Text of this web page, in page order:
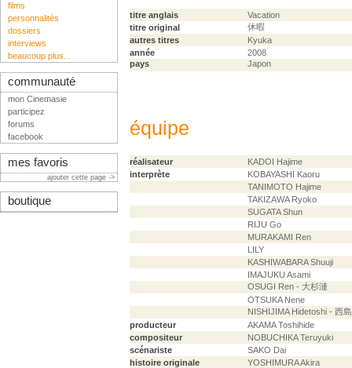
titre anglais
Vacation
titre original
休暇
autres titres
Kyuka
année
2008
pays
Japon
équipe
réalisateur
KADOI Hajime
interprète
KOBAYASHI Kaoru
TANIMOTO Hajime
TAKIZAWA Ryoko
SUGATA Shun
RIJU Go
MURAKAMI Ren
LILY
KASHIWABARA Shuuji
IMAJUKU Asami
OSUGI Ren - 大杉漣
OTSUKA Nene
NISHIJIMA Hidetoshi - 西
producteur
AKAMA Toshihide
compositeur
NOBUCHIKA Teruyuki
scénariste
SAKO Dai
histoire originale
YOSHIMURA Akira
films
personnalités
dossiers
interviews
beaucoup plus...
communauté
mon Cinemasie
participez
forums
facebook
mes favoris
ajouter cette page ->
boutique